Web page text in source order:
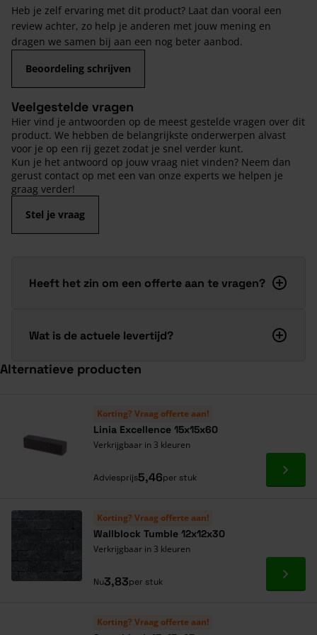
Heb je zelf ervaring met dit product? Laat dan vooral een
review achter, zo help je anderen met jouw mening en
dragen we samen bij aan een nog beter aanbod.
Beoordeling schrijven
Veelgestelde vragen
Hier vind je antwoorden op de meest gestelde vragen over dit
product. We hebben de belangrijkste onderwerpen alvast
voor je op een rij gezet zodat je snel verder kunt.
Kun je het antwoord op jouw vraag niet vinden? Neem dan
gerust contact op met een van onze experts we helpen je
graag verder!
Stel je vraag
Heeft het zin om een offerte aan te vragen?
Wat is de actuele levertijd?
Alternatieve producten
Korting? Vraag offerte aan!
Linia Excellence 15x15x60
Verkrijgbaar in 3 kleuren
Adviesprijs5,46per stuk Ga
Korting? Vraag offerte aan!
Wallblock Tumble 12x12x30
Verkrijgbaar in 3 kleuren
Nu3,83per stuk Ga
Korting? Vraag offerte aan!